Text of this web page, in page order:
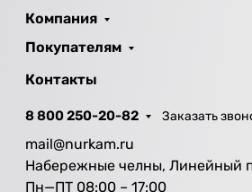
Компания
Покупателям
Контакты
8 800 250-20-82 Заказать
mail@nurkam.ru
Набережные челны, Линейный
Пн—ПТ 08:00 – 17:00